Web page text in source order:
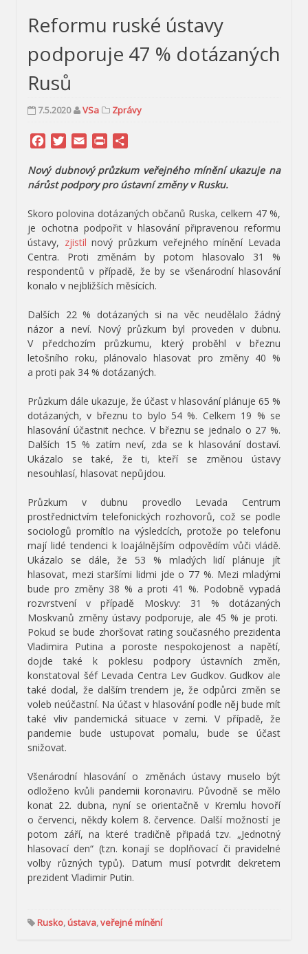
Reformu ruské ústavy
podporuje 47 % dotázaných
Rusů
7.5.2020 VSa Zprávy
Facebook
Twitter
Email Print
Nový dubnový průzkum veřejného mínění ukazuje na
nárůst podpory pro ústavní změny v Rusku.
Skoro polovina dotázaných občanů Ruska, celkem 47 %,
je ochotna podpořit v hlasování připravenou reformu
ústavy, zjistil nový průzkum veřejného mínění Levada
Centra. Proti změnám by potom hlasovalo 31 %
respondentů v případě, že by se všenárodní hlasování
konalo v nejbližších měsících.
Dalších 22 % dotázaných si na věc neudělalo žádný
názor a neví. Nový průzkum byl proveden v dubnu.
V předchozím průzkumu, který proběhl v březnu
letošního roku, plánovalo hlasovat pro změny 40 %
a proti pak 34 % dotázaných.
Průzkum dále ukazuje, že účast v hlasování plánuje 65 %
dotázaných, v březnu to bylo 54 %. Celkem 19 % se
hlasování účastnit nechce. V březnu se jednalo o 27 %.
Dalších 15 % zatím neví, zda se k hlasování dostaví.
Ukázalo se také, že ti, kteří se změnou ústavy
nesouhlasí, hlasovat nepůjdou.
Průzkum v dubnu provedlo Levada Centrum
prostřednictvím telefonických rozhovorů, což se podle
sociologů promítlo na výsledcích, protože po telefonu
mají lidé tendenci k loajálnějším odpovědím vůči vládě.
Ukázalo se dále, že 53 % mladých lidí plánuje jít
hlasovat, mezi staršími lidmi jde o 77 %. Mezi mladými
bude pro změny 38 % a proti 41 %. Podobně vypadá
rozvrstvení v případě Moskvy: 31 % dotázaných
Moskvanů změny ústavy podporuje, ale 45 % je proti.
Pokud se bude zhoršovat rating současného prezidenta
Vladimira Putina a poroste nespokojenost a napětí,
dojde také k poklesu podpory ústavních změn,
konstatoval šéf Levada Centra Lev Gudkov. Gudkov ale
také dodal, že dalším trendem je, že odpůrci změn se
voleb neúčastní. Na účast v hlasování podle něj bude mít
také vliv pandemická situace v zemi. V případě, že
pandemie bude ustupovat pomalu, bude se účast
snižovat.
Všenárodní hlasování o změnách ústavy muselo být
odloženo kvůli pandemii koronaviru. Původně se mělo
konat 22. dubna, nyní se orientačně v Kremlu hovoří
o červenci, někdy kolem 8. července. Další možností je
potom září, na které tradičně připadá tzv. „Jednotný
hlasovací den“ (tzn. konají se doplňovací či pravidelné
volby různých typů). Datum musí potvrdit dekretem
prezident Vladimir Putin.
Rusko,ústava,veřejné mínění